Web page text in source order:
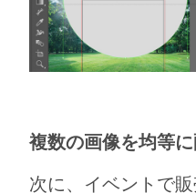
複数の画像を均等
次に、イベントで